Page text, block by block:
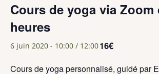
Cours de yoga via Zoom
heures
6 juin 2020 - 10:00 / 12:0016€
Cours de yoga personnalisé, guidé par